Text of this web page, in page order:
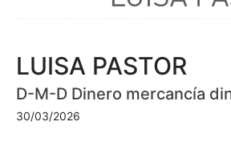
LUISA PASTOR
D-M-D Dinero mercancía
30/03/2026